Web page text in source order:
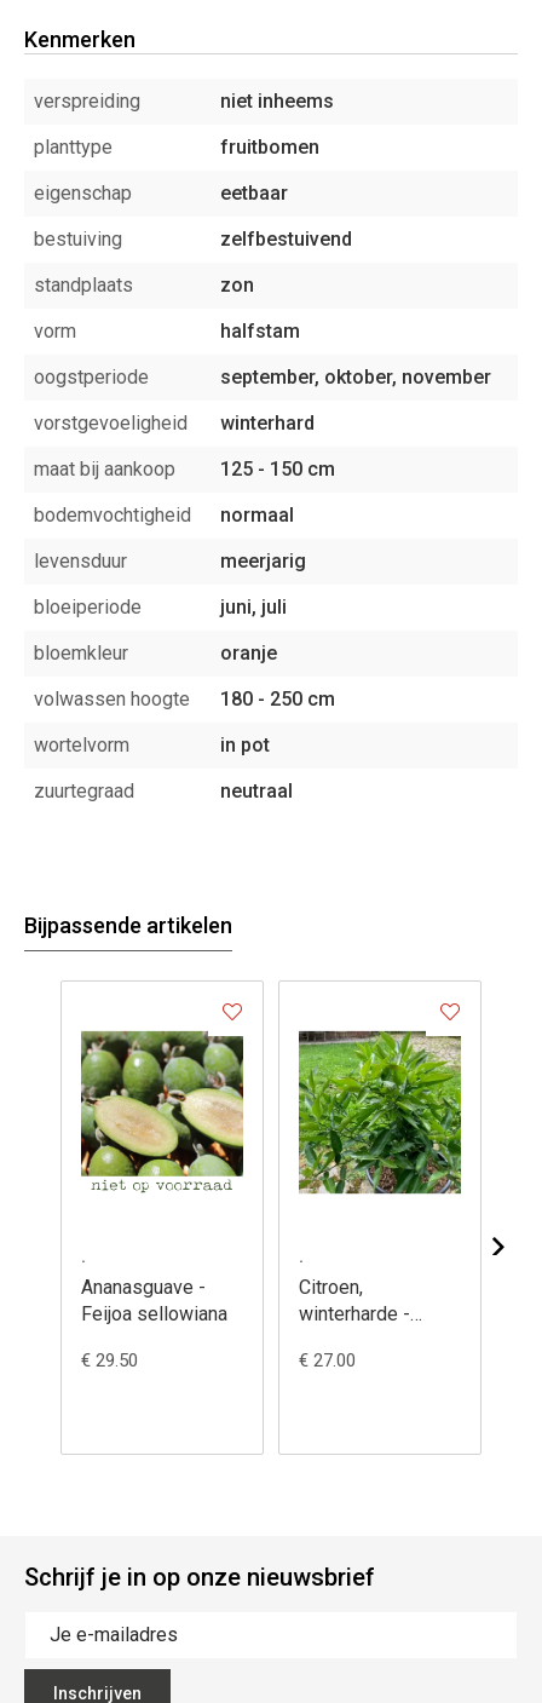
Kenmerken
verspreiding
niet inheems
planttype
fruitbomen
eigenschap
eetbaar
bestuiving
zelfbestuivend
standplaats
zon
vorm
halfstam
oogstperiode
september, oktober, november
vorstgevoeligheid
winterhard
maat bij aankoop
125 - 150 cm
bodemvochtigheid
normaal
levensduur
meerjarig
bloeiperiode
juni, juli
bloemkleur
oranje
volwassen hoogte
180 - 250 cm
wortelvorm
in pot
zuurtegraad
neutraal
Bijpassende artikelen
.
Ananasguave -
Feijoa sellowiana
€ 29.50
.
Citroen,
winterharde -
citrumelo'
€ 27.00
Schrijf je in op onze nieuwsbrief
Inschrijven